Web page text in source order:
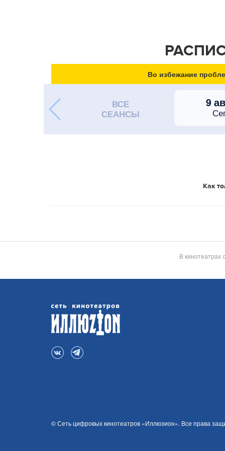
Во избежание
ВСЕ
СЕАНСЫ
9
Как
В
© Сеть цифровых кинотеатров «Иллюзион». Все права